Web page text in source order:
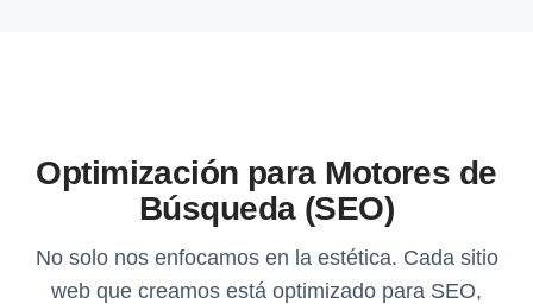
Optimización para Motores de
Búsqueda (SEO)
No solo nos enfocamos en la estética. Cada sitio
web que creamos está optimizado para SEO,